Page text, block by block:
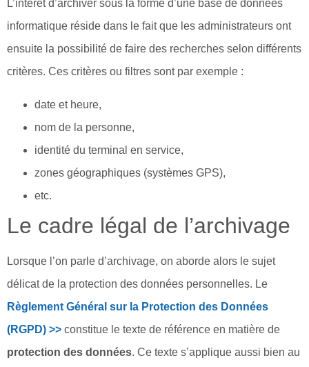
L’intérêt d’archiver sous la forme d’une base de données
informatique réside dans le fait que les administrateurs ont
ensuite la possibilité de faire des recherches selon différents
critères. Ces critères ou filtres sont par exemple :
date et heure,
nom de la personne,
identité du terminal en service,
zones géographiques (systèmes GPS),
etc.
Le cadre légal de l’archivage
Lorsque l’on parle d’archivage, on aborde alors le sujet
délicat de la protection des données personnelles. Le
Règlement Général sur la Protection des Données
(RGPD) >> constitue le texte de référence en matière de
protection des données. Ce texte s’applique aussi bien au